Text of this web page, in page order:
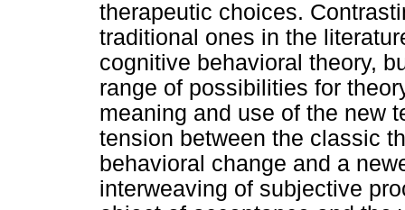
therapeutic choices.
traditional ones in the
cognitive behavioral theory,
range of possibilities for
meaning and use of the new
tension between the classic
behavioral change and a
interweaving of subjective